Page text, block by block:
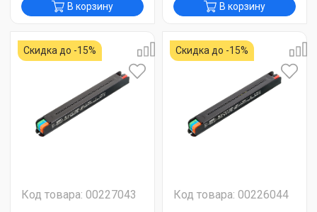
В корзину В корзину
Скидка до -15%
Код товара: 00227043
Скидка до -15%
Код товара: 00226044